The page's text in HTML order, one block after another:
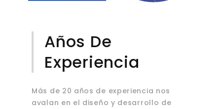
Años De
Experiencia
Más de 20 años de experiencia nos
avalan en el diseño y desarrollo de